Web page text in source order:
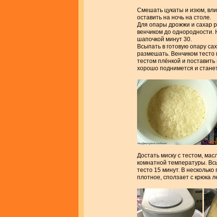
Смешать цукаты и изюм,
оставить на ночь на столе.
Для опары дрожжи и сахар
венчиком до
шапочкой минут 30.
Всыпать в готовую опару
размешать. Венчиком
тестом плёнкой и
хорошо поднимется и
Достать миску с тестом,
комнатной температуры.
тесто 15 минут. В
плотное, сползает с крюка